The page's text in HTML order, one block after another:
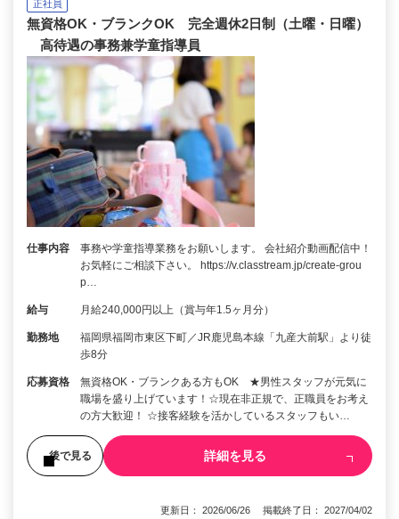
正社員
無資格OK・ブランクOK 完全週休2日制（土曜・日曜）
高待遇の事務兼学童指導員
仕事内容
事務や学童指導業務をお願いします。 会社紹介動画配信中！
お気軽にご相談下さい。 https://v.classtream.jp/create-grou
p…
給与 月給240,000円以上（賞与年1.5ヶ月分）
勤務地
福岡県福岡市東区下町／JR鹿児島本線「九産大前駅」より徒
歩8分
応募資格
無資格OK・ブランクある方もOK ★男性スタッフが元気に
職場を盛り上げています！☆現在非正規で、正職員をお考え
の方大歓迎！ ☆接客経験を活かしているスタッフもい…
後で見る 詳細を見る
更新日： 2026/06/26 掲載終了日： 2027/04/02